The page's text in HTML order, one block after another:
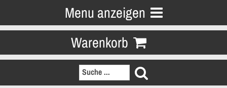
Menu anzeigen
Warenkorb